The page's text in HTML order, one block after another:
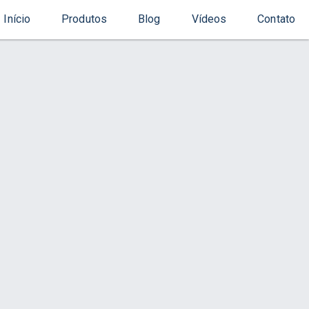
Início Produtos Blog Vídeos Contato